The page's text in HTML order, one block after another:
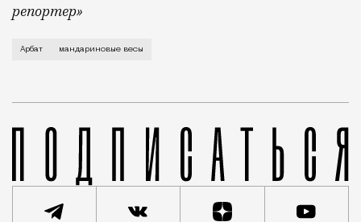
репортер»
Таким образом в отсутствие снега нам пытаются
Арбат мандариновые весы